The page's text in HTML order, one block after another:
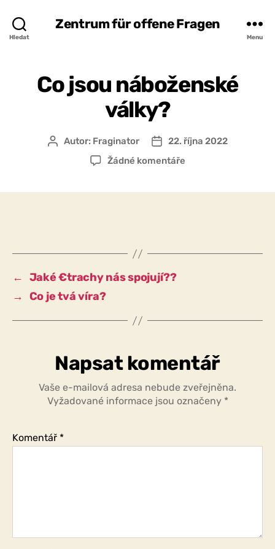
Hledat
Zentrum für offene Fragen
Menu
Co jsou náboženské
války?
Autor
příspěvku
Autor: Fraginator
Datum
příspěvku
22. října 2022
Žádné komentářeu
války?
← Jaké €trachy nás spojují??
→ Co je tvá víra?
Napsat komentář
Vaše e-mailová adresa nebude zveřejněna.
Vyžadované informace jsou označeny *
Komentář *